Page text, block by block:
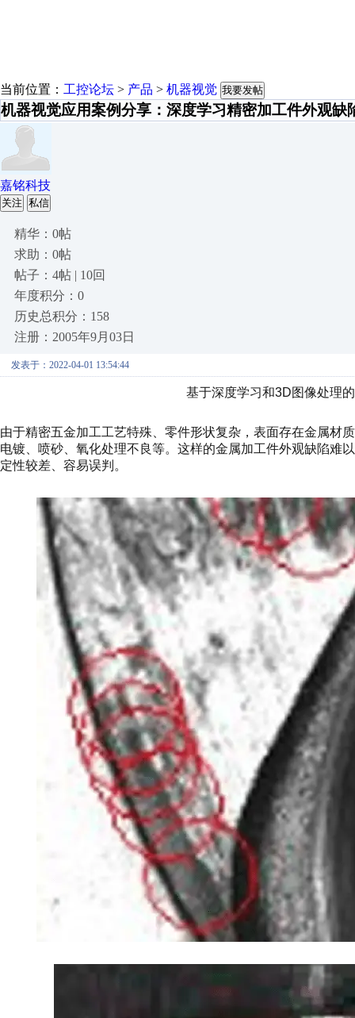
当前位置： 工控论坛 > 产品 > 机器视觉 我要发帖
机器视觉应用案例分享：深度学习精密加工件外观缺
嘉铭科技
关注 私信
精华：0帖
求助：0帖
帖子：4帖 | 10回
年度积分：0
历史总积分：158
注册：2005年9月03日
发表于：2022-04-01 13:54:44
基于深度学习和3D图像处理
由于精密五金加工工艺特殊、零件形状复杂，表面存在金属材
电镀、喷砂、氧化处理不良等。这样的金属加工件外观缺陷难
定性较差、容易误判。